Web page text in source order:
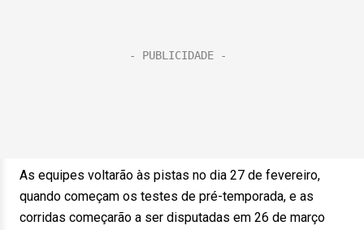
As equipes voltarão às pistas no dia 27 de fevereiro,
quando começam os testes de pré-temporada, e as
corridas começarão a ser disputadas em 26 de março